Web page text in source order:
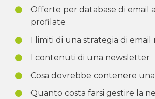
Offerte per database di email
profilate
I limiti di una strategia di
I contenuti di una newsletter
Cosa dovrebbe contenere
Quanto costa farsi gestire la